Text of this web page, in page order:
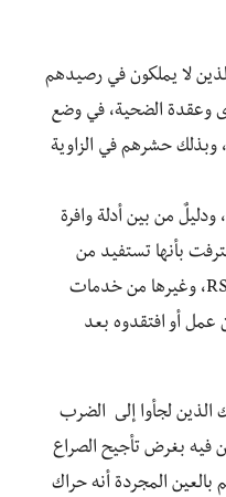
لا يملكون في رصيدهم
وعقدة الضحية، في وضع
حشرهم في الزاوية
ودليلٌ من بين أدلة وافرة
بأنها تستفيد من
خدمة “الدخل الحيوي التضامني”RSA، وغيرها من خدمات
عمل أو افتقدوه بعد
الذين لجأوا إلى الضرب
فيه بغرض تأجيح الصراع
بالعين المجردة أنه حراك